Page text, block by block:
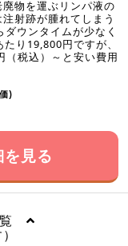
物を運ぶリンパ液の
射跡が腫れてしまう
ウンタイムが少なく
り19,800円ですが、
（税込）～と安い費用
)
見る
覧